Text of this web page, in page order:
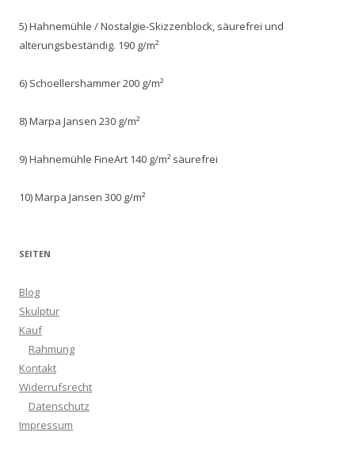
5) Hahnemühle / Nostalgie-Skizzenblock, säurefrei und
alterungsbeständig. 190 g/m²
6) Schoellershammer 200 g/m²
8) Marpa Jansen 230 g/m²
9) Hahnemühle FineArt 140 g/m² säurefrei
10) Marpa Jansen 300 g/m²
SEITEN
Blog
Skulptur
Kauf
Rahmung
Kontakt
Widerrufsrecht
Datenschutz
Impressum